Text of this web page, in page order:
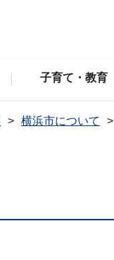
子育て・教育
横浜市について